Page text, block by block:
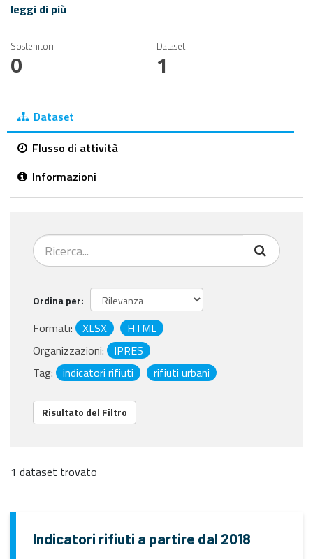
leggi di più
Sostenitori
0
Dataset
1
Dataset
Flusso di attività
Informazioni
Ordina per
Formati: XLSX
HTML
Organizzazioni:
IPRES
Tag:
indicatori rifiuti rifiuti urbani
Risultato del Filtro
1 dataset trovato
Indicatori rifiuti a partire dal 2018